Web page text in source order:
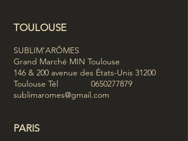
TOULOUSE
SUBLIM’ARÔMES
Grand Marché MIN Toulouse
146 & 200 avenue des États-Unis 31200
Toulouse Tél 0650277879
sublimaromes@gmail.com
PARIS